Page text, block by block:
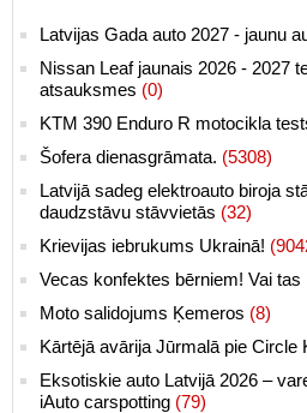
Latvijas Gada auto 2027 - jaunu
Nissan Leaf jaunais 2026 - 2027
atsauksmes (0)
KTM 390 Enduro R motocikla
Šofera dienasgrāmata. (5308)
Latvijā sadeg elektroauto biroja
daudzstāvu stāvvietās (32)
Krievijas iebrukums Ukrainā!
Vecas konfektes bērniem! Vai tas
Moto salidojums Ķemeros (8)
Kārtējā avārija Jūrmalā pie Circle
Eksotiskie auto Latvijā 2026 –
iAuto carspotting (79)